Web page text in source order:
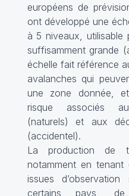
européens de
ont développé une
à 5 niveaux, utilisable
suffisamment grande
échelle fait référence
avalanches qui
une zone donnée,
risque associés
(naturels) et aux
(accidentel).
La production de
notamment en tenant
issues
certains pays, de